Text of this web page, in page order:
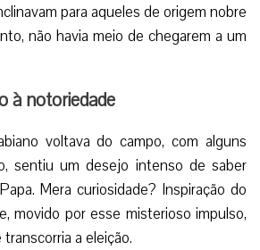
para aqueles de origem nobre
não havia meio de chegarem a um
à notoriedade
voltava do campo, com alguns
sentiu um desejo intenso de saber
Mera curiosidade? Inspiração do
movido por esse misterioso impulso,
a eleição.